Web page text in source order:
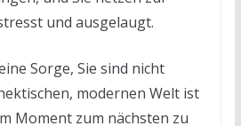
und ausgelaugt.
Sorge, Sie sind nicht
modernen Welt ist
Moment zum nächsten zu